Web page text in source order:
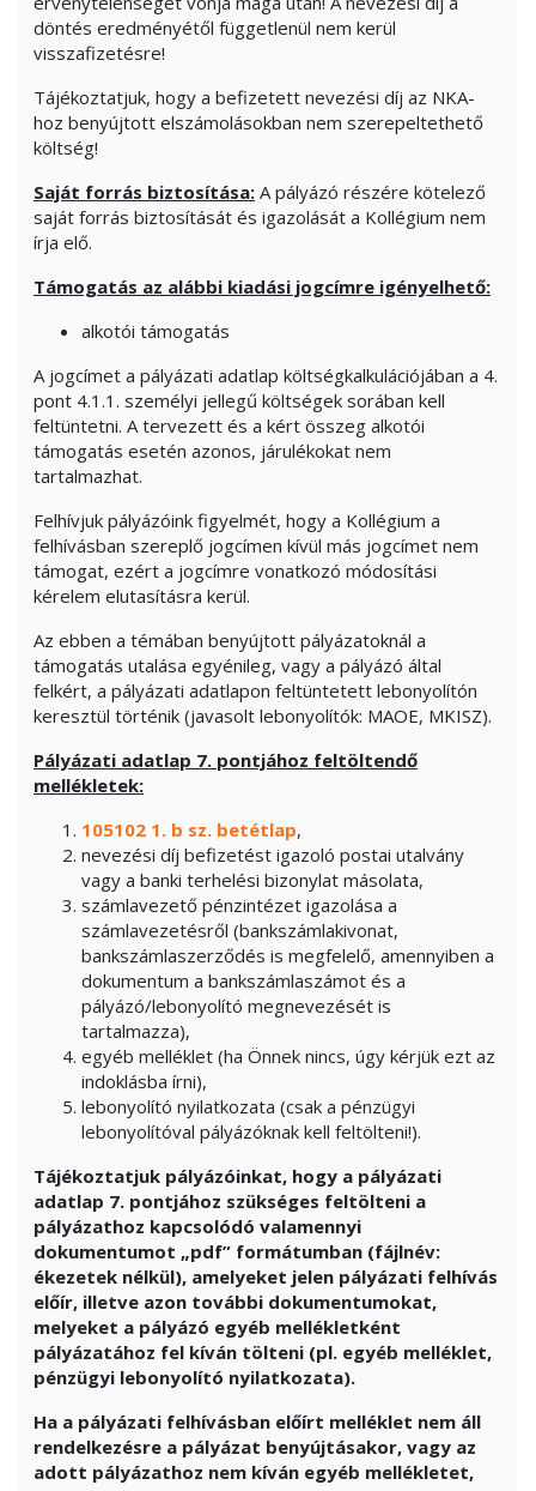
döntés eredményétől függetlenül nem kerül
visszafizetésre!
Tájékoztatjuk, hogy a befizetett nevezési díj az NKA-
hoz benyújtott elszámolásokban nem szerepeltethető
költség!
Saját forrás biztosítása: A pályázó részére kötelező
saját forrás biztosítását és igazolását a Kollégium nem
írja elő.
Támogatás az alábbi kiadási jogcímre igényelhető:
alkotói támogatás
A jogcímet a pályázati adatlap költségkalkulációjában a 4.
pont 4.1.1. személyi jellegű költségek sorában kell
feltüntetni. A tervezett és a kért összeg alkotói
támogatás esetén azonos, járulékokat nem
tartalmazhat.
Felhívjuk pályázóink figyelmét, hogy a Kollégium a
felhívásban szereplő jogcímen kívül más jogcímet nem
támogat, ezért a jogcímre vonatkozó módosítási
kérelem elutasításra kerül.
Az ebben a témában benyújtott pályázatoknál a
támogatás utalása egyénileg, vagy a pályázó által
felkért, a pályázati adatlapon feltüntetett lebonyolítón
keresztül történik (javasolt lebonyolítók: MAOE, MKISZ).
Pályázati adatlap 7. pontjához feltöltendő
mellékletek:
105102 1. b sz. betétlap,
nevezési díj befizetést igazoló postai utalvány
vagy a banki terhelési bizonylat másolata,
számlavezető pénzintézet igazolása a
számlavezetésről (bankszámlakivonat,
bankszámlaszerződés is megfelelő, amennyiben a
dokumentum a bankszámlaszámot és a
pályázó/lebonyolító megnevezését is
tartalmazza),
egyéb melléklet (ha Önnek nincs, úgy kérjük ezt az
indoklásba írni),
lebonyolító nyilatkozata (csak a pénzügyi
lebonyolítóval pályázóknak kell feltölteni!).
Tájékoztatjuk pályázóinkat, hogy a pályázati
adatlap 7. pontjához szükséges feltölteni a
pályázathoz kapcsolódó valamennyi
dokumentumot „pdf” formátumban (fájlnév:
ékezetek nélkül), amelyeket jelen pályázati felhívás
előír, illetve azon további dokumentumokat,
melyeket a pályázó egyéb mellékletként
pályázatához fel kíván tölteni (pl. egyéb melléklet,
pénzügyi lebonyolító nyilatkozata).
Ha a pályázati felhívásban előírt melléklet nem áll
rendelkezésre a pályázat benyújtásakor, vagy az
adott pályázathoz nem kíván egyéb mellékletet,